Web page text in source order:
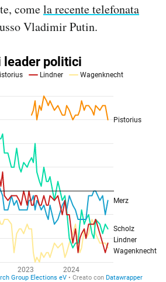
comela recente telefonata
Vladimir Putin.